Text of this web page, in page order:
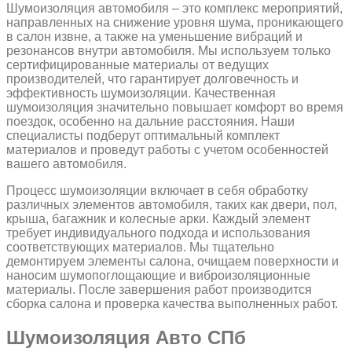
Шумоизоляция автомобиля – это комплекс мероприятий,
направленных на снижение уровня шума, проникающего
в салон извне, а также на уменьшение вибраций и
резонансов внутри автомобиля. Мы используем только
сертифицированные материалы от ведущих
производителей, что гарантирует долговечность и
эффективность шумоизоляции. Качественная
шумоизоляция значительно повышает комфорт во время
поездок, особенно на дальние расстояния. Наши
специалисты подберут оптимальный комплект
материалов и проведут работы с учетом особенностей
вашего автомобиля.
Процесс шумоизоляции включает в себя обработку
различных элементов автомобиля, таких как двери, пол,
крыша, багажник и колесные арки. Каждый элемент
требует индивидуального подхода и использования
соответствующих материалов. Мы тщательно
демонтируем элементы салона, очищаем поверхности и
наносим шумопоглощающие и виброизоляционные
материалы. После завершения работ производится
сборка салона и проверка качества выполненных работ.
Шумоизоляция Авто СПб